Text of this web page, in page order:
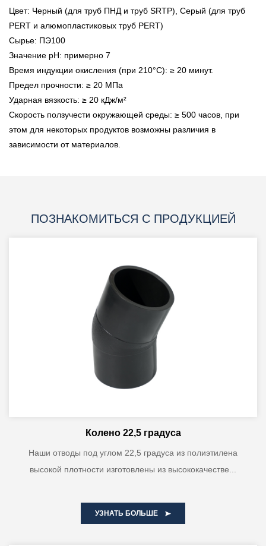
Цвет: Черный (для труб ПНД и труб SRTP), Серый (для труб
PERT и алюмопластиковых труб PERT)
Сырье: ПЭ100
Значение pH: примерно 7
Время индукции окисления (при 210°C): ≥ 20 минут.
Предел прочности: ≥ 20 МПа
Ударная вязкость: ≥ 20 кДж/м²
Скорость ползучести окружающей среды: ≥ 500 часов, при
этом для некоторых продуктов возможны различия в
зависимости от материалов.
ПОЗНАКОМИТЬСЯ С ПРОДУКЦИЕЙ
Колено 22,5 градуса
Наши отводы под углом 22,5 градуса из полиэтилена
высокой плотности изготовлены из высококачестве...
УЗНАТЬ БОЛЬШЕ